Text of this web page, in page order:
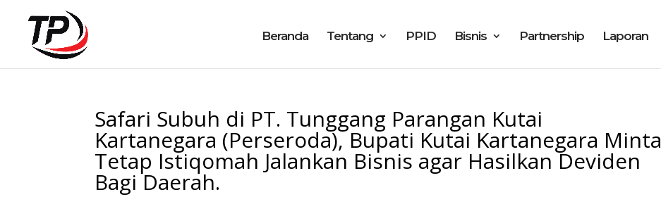
Beranda Tentang PPID Bisnis Partnership Laporan
Safari Subuh di PT. Tunggang Parangan Kutai
Kartanegara (Perseroda), Bupati Kutai Kartanegara Minta
Tetap Istiqomah Jalankan Bisnis agar Hasilkan Deviden
Bagi Daerah.